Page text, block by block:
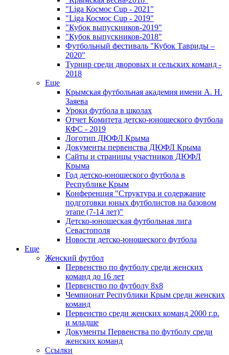
"Liga Космос Cup - 2021"
"Liga Космос Cup - 2019"
"Кубок выпускников-2019"
"Кубок выпускников-2018"
Футбольный фестиваль "Кубок Тавриды –
2020"
Турнир среди дворовых и сельских команд -
2018
Еще
Крымская футбольная академия имени А. Н.
Заяева
Уроки футбола в школах
Отчет Комитета детско-юношеского футбола
КФС - 2019
Логотип ДЮФЛ Крыма
Документы первенства ДЮФЛ Крыма
Сайты и страницы участников ДЮФЛ
Крыма
Год детско-юношеского футбола в
Республике Крым
Конференция "Структура и содержание
подготовки юных футболистов на базовом
этапе (7-14 лет)"
Детско-юношеская футбольная лига
Севастополя
Новости детско-юношеского футбола
Еще
Женский футбол
Первенство по футболу среди женских
команд до 16 лет
Первенство по футболу 8х8
Чемпионат Республики Крым среди женских
команд
Первенство среди женских команд 2000 г.р.
и младше
Документы Первенства по футболу среди
женских команд
Ссылки